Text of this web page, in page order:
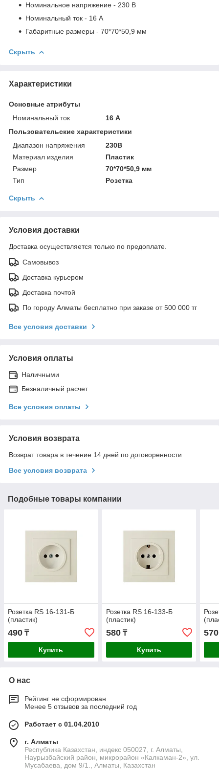
Номинальное напряжение - 230 В
Номинальный ток - 16 А
Габаритные размеры - 70*70*50,9 мм
Скрыть
Характеристики
Основные атрибуты
Номинальный ток
16 А
Пользовательские характеристики
Диапазон напряжения
230В
Материал изделия
Пластик
Размер
70*70*50,9 мм
Тип
Розетка
Скрыть
Условия доставки
Доставка осуществляется только по предоплате.
Самовывоз
Доставка курьером
Доставка почтой
По городу Алматы бесплатно при заказе от 500 000 тг
Все условия доставки
Условия оплаты
Наличными
Безналичный расчет
Все условия оплаты
Условия возврата
Возврат товара в течение 14 дней по договоренности
Все условия возврата
Подобные товары компании
Розетка RS 16-131-Б
(пластик)
490 ₸
Купить
Розетка RS 16-133-Б
(пластик)
580₸
Купить
570
О нас
Рейтинг не сформирован
Менее 5 отзывов за последний год
Работает с 01.04.2010
г. Алматы
Республика Казахстан, индекс 050027, г. Алматы,
Наурызбайский район, микрорайон «Калкаман-2», ул.
Мусабаева, дом 9/1., Алматы, Казахстан